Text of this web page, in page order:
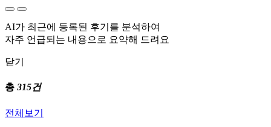
AI가 최근에 등록된 후기를 분석하여
자주 언급되는 내용으로 요약해 드려요
닫기
총 315건
전체보기